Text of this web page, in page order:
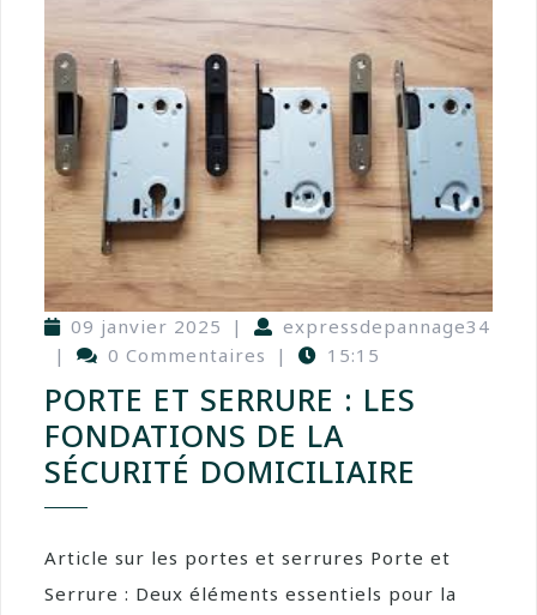
09 janvier 2025 |
expressdepannage34
|
0 Commentaires | 15:15
PORTE ET SERRURE : LES
FONDATIONS DE LA
SÉCURITÉ DOMICILIAIRE
Article sur les portes et serrures Porte et
Serrure : Deux éléments essentiels pour la